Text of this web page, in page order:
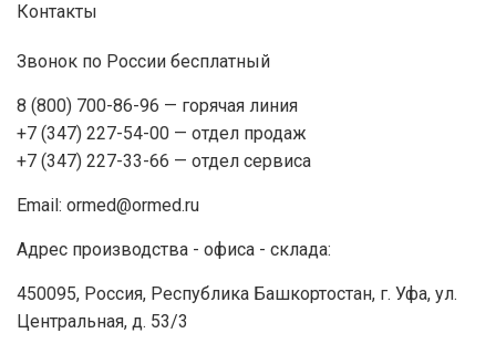
Контакты
Звонок по России бесплатный
8 (800) 700-86-96 — горячая линия
+7 (347) 227-54-00 — отдел продаж
+7 (347) 227-33-66 — отдел сервиса
Email: ormed@ormed.ru
Адрес производства - офиса - склада:
450095, Россия, Республика Башкортостан, г. Уфа, ул.
Центральная, д. 53/3